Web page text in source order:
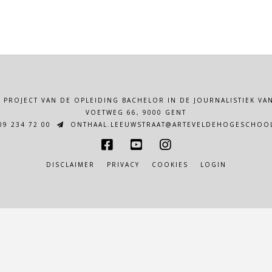
VAN DE OPLEIDING BACHELOR IN DE JOURNALISTIEK
VOETWEG 66, 9000 GENT
234 72 00
DISCLAIMER PRIVACY COOKIES LOGIN